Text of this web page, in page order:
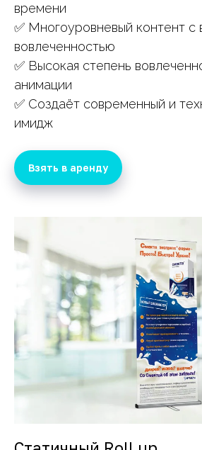
времени
✅ Многоуровневый контент с
вовлеченностью
✅ Высокая степень
анимации
✅ Создаёт современный и
имидж
Взять в аренду